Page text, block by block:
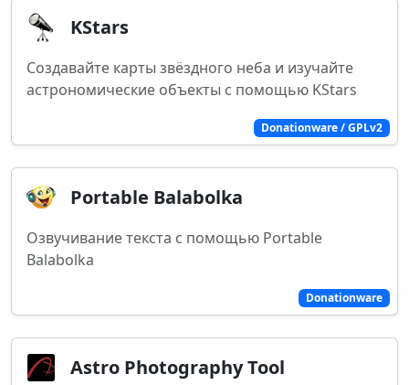
Donationware / GPLv2
KStars
Создавайте карты звёздного неба и изучайте
астрономические объекты с помощью KStars
Donationware
Portable Balabolka
Озвучивание текста с помощью Portable
Balabolka
Astro Photography Tool